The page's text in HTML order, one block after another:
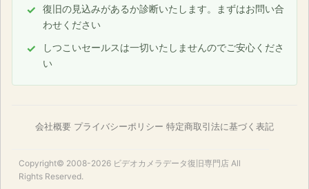
復旧の見込みがあるか診断いたします。まずはお問い合
わせください
しつこいセールスは一切いたしませんのでご安心くださ
い
会社概要 プライバシーポリシー 特定商取引法に基づく表記
Copyright© 2008-2026 ビデオカメラデータ復旧専門店 All
Rights Reserved.